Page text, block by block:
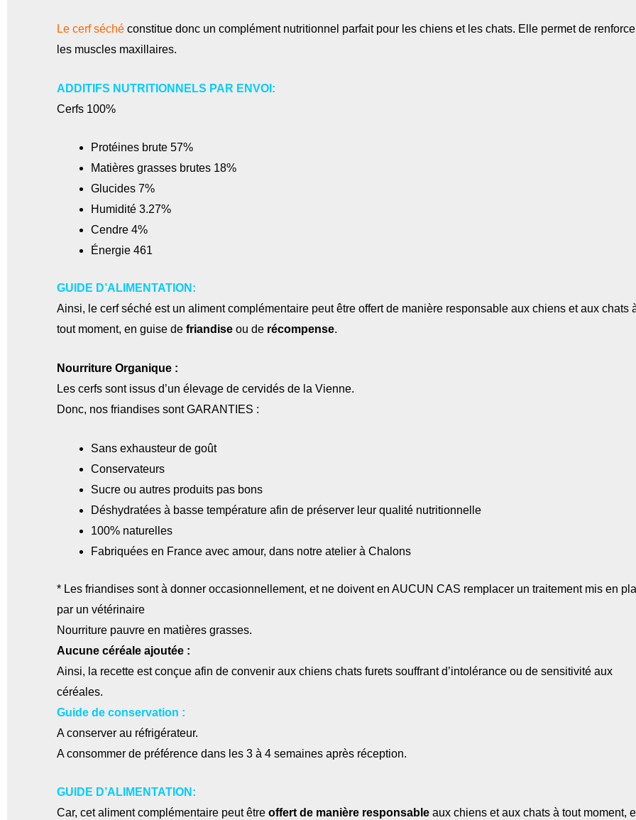
Le cerf séché constitue donc un complément nutritionnel parfait pour les chiens et les chats. Elle permet de
les muscles maxillaires.
ADDITIFS NUTRITIONNELS PAR ENVOI:
Cerfs 100%
Protéines brute 57%
Matières grasses brutes 18%
Glucides 7%
Humidité 3.27%
Cendre 4%
Énergie 461
GUIDE D’ALIMENTATION:
Ainsi, le cerf séché est un aliment complémentaire peut être offert de manière responsable aux chiens et aux chats
tout moment, en guise de friandise ou de récompense.
Nourriture Organique :
Les cerfs sont issus d’un élevage de cervidés de la Vienne.
Donc, nos friandises sont GARANTIES :
Sans exhausteur de goût
Conservateurs
Sucre ou autres produits pas bons
Déshydratées à basse température afin de préserver leur qualité nutritionnelle
100% naturelles
Fabriquées en France avec amour, dans notre atelier à Chalons
* Les friandises sont à donner occasionnellement, et ne doivent en AUCUN CAS remplacer un traitement mis en
par un vétérinaire
Nourriture pauvre en matières grasses.
Aucune céréale ajoutée :
Ainsi, la recette est conçue afin de convenir aux chiens chats furets souffrant d’intolérance ou de sensitivité aux
céréales.
Guide de conservation :
A conserver au réfrigérateur.
A consommer de préférence dans les 3 à 4 semaines après réception.
GUIDE D’ALIMENTATION:
Car, cet aliment complémentaire peut être offert de manière responsable aux chiens et aux chats à tout moment,